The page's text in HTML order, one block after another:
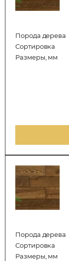
Порода дерева
Сортировка
Размеры, мм
Порода дерева
Сортировка
Размеры, мм